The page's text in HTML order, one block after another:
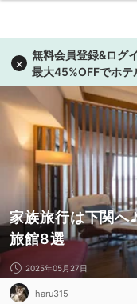
家族旅行は下関へ
旅館8選
2025年05月27日
haru315